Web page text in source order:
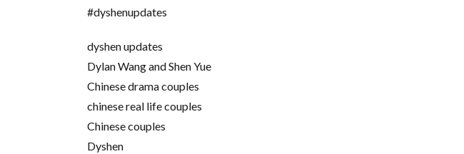
#dyshenupdates
dyshen updates
Dylan Wang and Shen Yue
Chinese drama couples
chinese real life couples
Chinese couples
Dyshen